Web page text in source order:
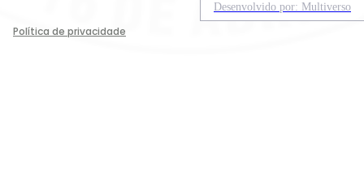
Política de privacidade
Desenvolvido por: Multiverso